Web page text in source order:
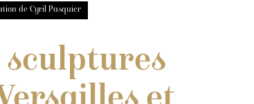
de Cyril Pasquier
sculptures